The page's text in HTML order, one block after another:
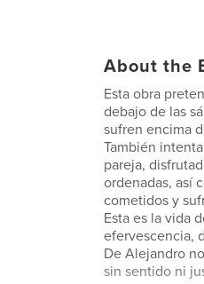
About the
Esta obra
debajo de las
sufren encima
También
pareja,
ordenadas, así
cometidos y
Esta es la vida
efervescencia,
De Alejandro
sin sentido ni